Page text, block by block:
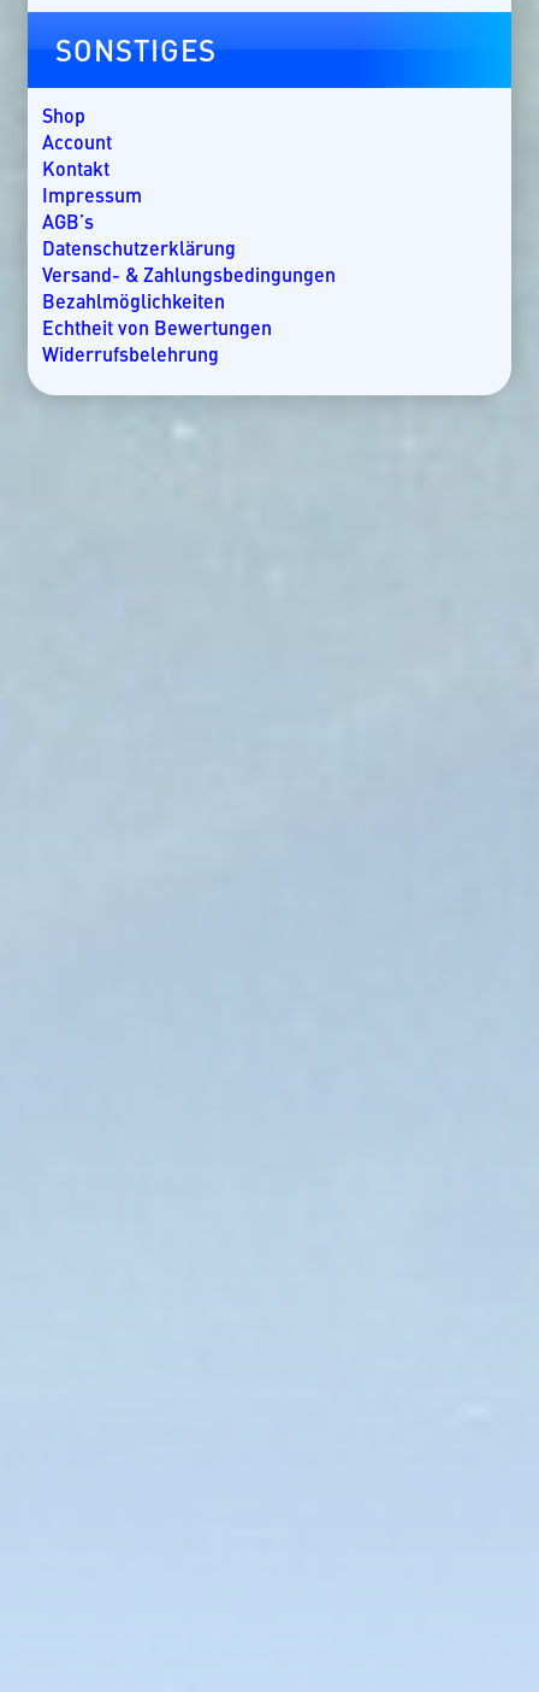
Kap Verde
Kenia
Kroatien
Kuba
Lakkadiven
Madagaskar
Malaysia
Malediven
Mallorca
Marokko
Mauritius
Mexiko
Namibia
SONSTIGES
Shop
Account
Kontakt
Impressum
AGB’s
Datenschutzerklärung
Versand- & Zahlungsbedingungen
Bezahlmöglichkeiten
Echtheit von Bewertungen
Widerrufsbelehrung